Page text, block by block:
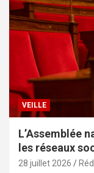
VEILLE
L’Assemblée
les réseaux
28 juillet 2026